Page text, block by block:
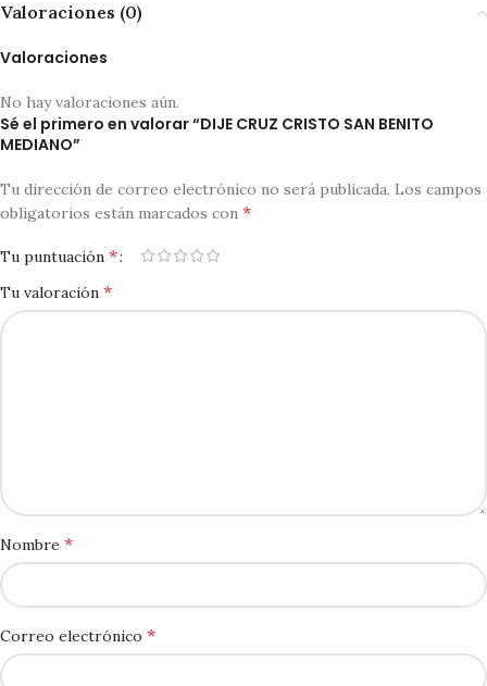
Valoraciones (0)
Valoraciones
No hay valoraciones aún.
Sé el primero en valorar “DIJE CRUZ CRISTO SAN BENITO
MEDIANO”
Tu dirección de correo electrónico no será publicada. Los campos
obligatorios están marcados con *
Tu puntuación *
Tu valoración *
Nombre *
Correo electrónico *